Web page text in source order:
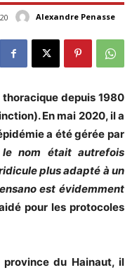
Alexandre Penasse
depuis 1980
En mai 2020, il a
a été gérée par
le nom était autrefois
plus adapté à un
est évidemment
pour les protocoles
du Hainaut, il